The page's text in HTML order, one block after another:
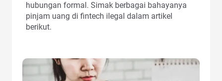
hubungan formal. Simak berbagai bahayanya
pinjam uang di fintech ilegal dalam artikel
berikut.